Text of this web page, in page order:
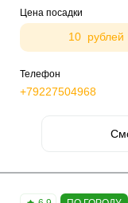
Цена посадки
10 рублей
Телефон
+79227504968